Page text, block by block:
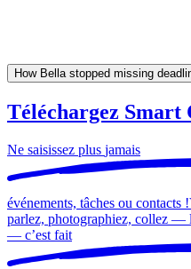
How Bella stopped missing
Téléchargez Smart
Ne saisissez plus jamais
événements, tâches ou contacts !
parlez, photographiez, collez —
— c’est fait